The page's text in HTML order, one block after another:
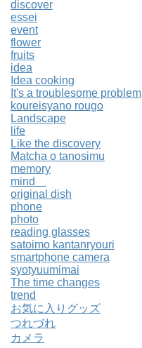
discover
essei
event
flower
fruits
idea
Idea cooking
It's a troublesome problem
koureisyano rougo
Landscape
life
Like the discovery
Matcha o tanosimu
memory
mind
original dish
phone
photo
reading glasses
satoimo kantanryouri
smartphone camera
syotyuumimai
The time changes
trend
お気に入りグッズ
つれづれ
カメラ